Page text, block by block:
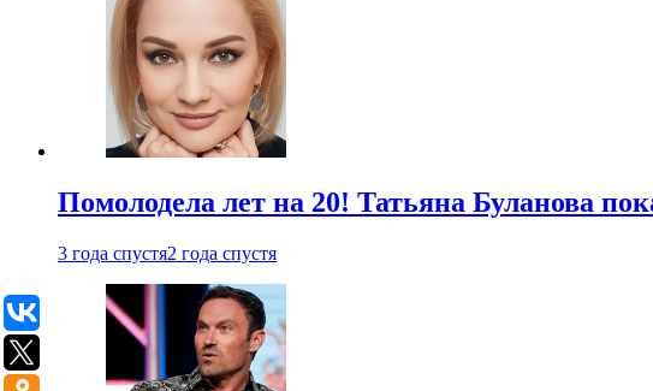
Помолодела лет на 20! Татьяна Буланова
3 года спустя2 года спустя